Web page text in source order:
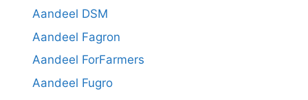
Aandeel DSM
Aandeel Fagron
Aandeel ForFarmers
Aandeel Fugro